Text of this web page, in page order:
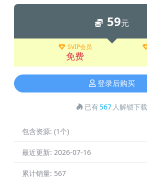
59元
SVIP会员
免费
登录后购买
已有567 人解锁下载
包含资源: (1个)
最近更新: 2026-07-16
累计销量: 567